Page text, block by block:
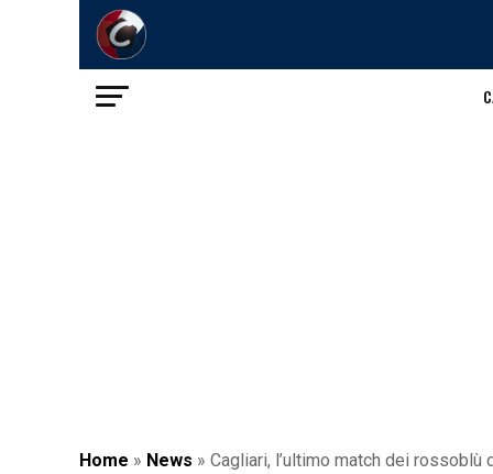
Home » News » Cagliari, l’ultimo match dei